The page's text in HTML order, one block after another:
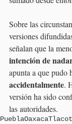
Sobre las
versiones
señalan que la
intención de
apunta a que pudo
accidentalmente.
versión ha sido
las autoridades.
PueblaOaxaca